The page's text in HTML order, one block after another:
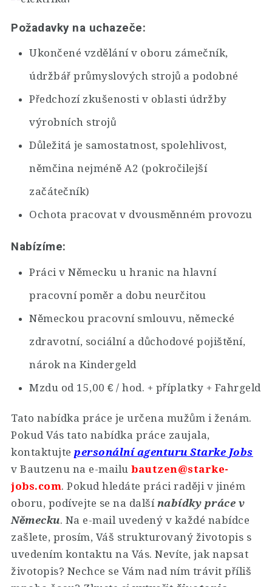
Požadavky na uchazeče:
Ukončené vzdělání v oboru zámečník,
údržbář průmyslových strojů a podobné
Předchozí zkušenosti v oblasti údržby
výrobních strojů
Důležitá je samostatnost, spolehlivost,
němčina nejméně A2 (pokročilejší
začátečník)
Ochota pracovat v dvousměnném provozu
Nabízíme:
Práci v Německu u hranic na hlavní
pracovní poměr a dobu neurčitou
Německou pracovní smlouvu, německé
zdravotní, sociální a důchodové pojištění,
nárok na Kindergeld
Mzdu od 15,00 € / hod. + příplatky + Fahrgeld
Tato nabídka práce je určena mužům i ženám.
Pokud Vás tato nabídka práce zaujala,
kontaktujtepersonální agenturu Starke Jobs
v Bautzenu na e-mailubautzen@starke-
jobs.com. Pokud hledáte práci raději v jiném
oboru, podívejte se na další nabídky práce v
Německu. Na e-mail uvedený v každé nabídce
zašlete, prosím, Váš strukturovaný životopis s
uvedením kontaktu na Vás. Nevíte, jak napsat
životopis? Nechce se Vám nad ním trávit příliš